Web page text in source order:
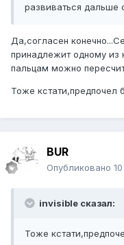
развиваться дальше
Да,согласен
принадлежит одному из
пальцам можно
Тоже кстати,предпочел
BUR
Опубликовано
invisible сказал:
Тоже